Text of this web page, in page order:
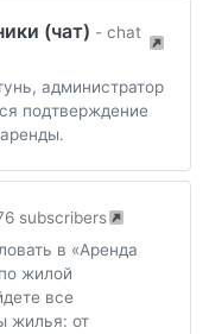
(чат) - chat
администратор
подтверждение
subscribers
в «Аренда
жилой
все
жилья: от